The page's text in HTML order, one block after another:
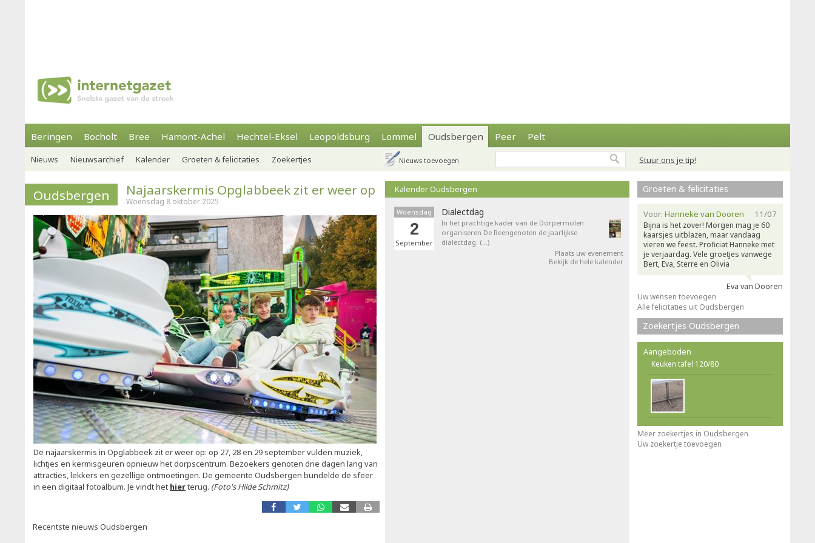
Beringen Bocholt Bree Hamont-Achel Hechtel-Eksel Leopoldsburg Lommel Oudsbergen Peer Pelt
Stuur ons je tip!
Nieuws Nieuwsarchief Kalender Groeten & felicitaties Zoekertjes Nieuws toevoegen
Oudsbergen Najaarskermis Opglabbeek zit er weer op
Woensdag 8 oktober 2025
De najaarskermis in Opglabbeek zit er weer op: op 27, 28 en 29 september vulden muziek,
lichtjes en kermisgeuren opnieuw het dorpscentrum. Bezoekers genoten drie dagen lang van
attracties, lekkers en gezellige ontmoetingen. De gemeente Oudsbergen bundelde de sfeer
in een digitaal fotoalbum. Je vindt het hierterug. (Foto's Hilde Schmitz)
Recentste nieuws Oudsbergen
Kalender Oudsbergen
Woensdag
2
September
Dialectdag
In het prachtige kader van de Dorpermolen
organiseren De Reengenoten de jaarlijkse
dialectdag. (…)
Plaats uw evenement
Bekijk de hele kalender
Groeten & felicitaties
11/07
Voor: Hanneke van Dooren
Bijna is het zover! Morgen mag je 60
kaarsjes uitblazen, maar vandaag
vieren we feest. Proficiat Hanneke met
je verjaardag. Vele groetjes vanwege
Bert, Eva, Sterre en Olivia
Eva van Dooren
Uw wensen toevoegen
Alle felicitaties uit Oudsbergen
Zoekertjes Oudsbergen
Aangeboden
Keuken tafel 120/80
Meer zoekertjes in Oudsbergen
Uw zoekertje toevoegen